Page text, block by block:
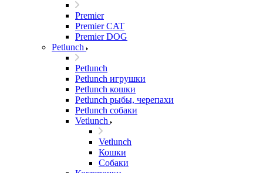
Premier
Premier CAT
Premier DOG
Petlunch
Petlunch
Petlunch игрушки
Petlunch кошки
Petlunch рыбы, черепахи
Petlunch собаки
Vetlunch
Vetlunch
Кошки
Собаки